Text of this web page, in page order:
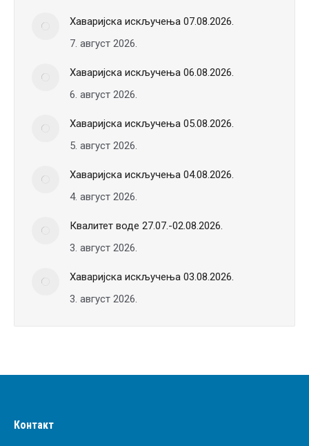
Хаваријска искључења 07.08.2026.
7. август 2026.
Хаваријска искључења 06.08.2026.
6. август 2026.
Хаваријска искључења 05.08.2026.
5. август 2026.
Хаваријска искључења 04.08.2026.
4. август 2026.
Квалитет воде 27.07.-02.08.2026.
3. август 2026.
Хаваријска искључења 03.08.2026.
3. август 2026.
Контакт